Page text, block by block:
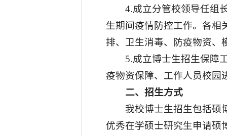
4.成立分管校领导任组
生期间疫情防控工作。各相
排、卫生消毒、防疫物资、
5.成立博士生招生保障
疫物资保障、工作人员校园
二、招生方式
我校博士生招生包括硕
优秀在学硕士研究生申请硕